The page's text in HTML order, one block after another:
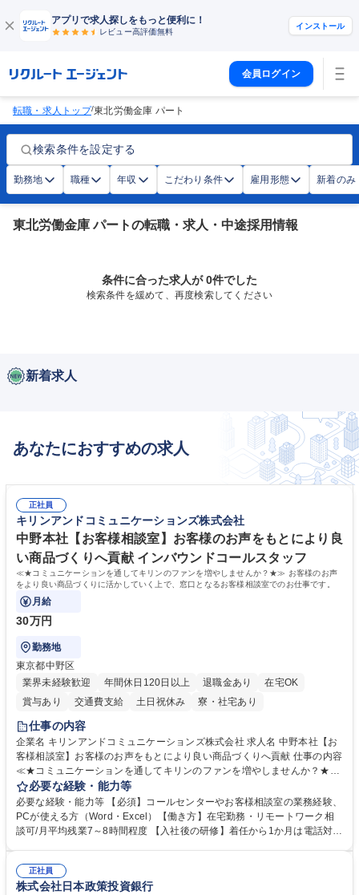
アプリで求人探しをもっと便利に！
レビュー高評価無料
インストール
会員ログイン
転職・求人トップ/東北労働金庫 パート
検索条件を設定する
勤務地 職種 年収 こだわり条件 雇用形態 新着のみ
東北労働金庫 パートの転職・求人・中途採用情報
条件に合った求人が 0件でした
検索条件を緩めて、再度検索してください
新着求人
あなたにおすすめの求人
正社員
キリンアンドコミュニケーションズ株式会社
中野本社【お客様相談室】お客様のお声をもとにより良
い商品づくりへ貢献 インバウンドコールスタッフ
≪★コミュニケーションを通してキリンのファンを増やしませんか？★≫ お客様のお声
をより良い商品づくりに活かしていく上で、窓口となるお客様相談室でのお仕事です。
月給
30万円
勤務地
東京都中野区
業界未経験歓迎
年間休日120日以上 退職金あり
在宅OK
賞与あり
交通費支給 土日祝休み 寮・社宅あり
仕事の内容
企業名 キリンアンドコミュニケーションズ株式会社 求人名 中野本社【お
客様相談室】お客様のお声をもとにより良い商品づくりへ貢献 仕事の内容
≪★コミュニケーションを通してキリンのファンを増やしませんか？★≫
お客様のお声をより良い商品づくりに活かしていく上で、窓口となるお客
様相談室でのお仕事です。 日々お客様からいただくキリングループへのご
意見を、企業活動に活かしています。お客様からの声に迅速かつ誠意をも
って対応、情報提供するとともにグループ内活動に反映しています。 【具
平均100件前後■メール・手紙：同上40件前後 募集職種 中野本社【お客様
相談室】お客様のお声をもとにより良い商品づくりへ貢献
必要な経験・能力等
必要な経験・能力等 【必須】コールセンターやお客様相談室の業務経験、
PCが使える方（Word・Excel）【働き方】在宅勤務・リモートワーク相
談可/月平均残業7～8時間程度 【入社後の研修】着任から1か月は電話対応
すのでご安心ください。 【当社について】キリングループの広報機能を担
う会社として、お客様との出会いを大切にし、磨き上げたホスピタリティ
正社員
株式会社日本政策投資銀行